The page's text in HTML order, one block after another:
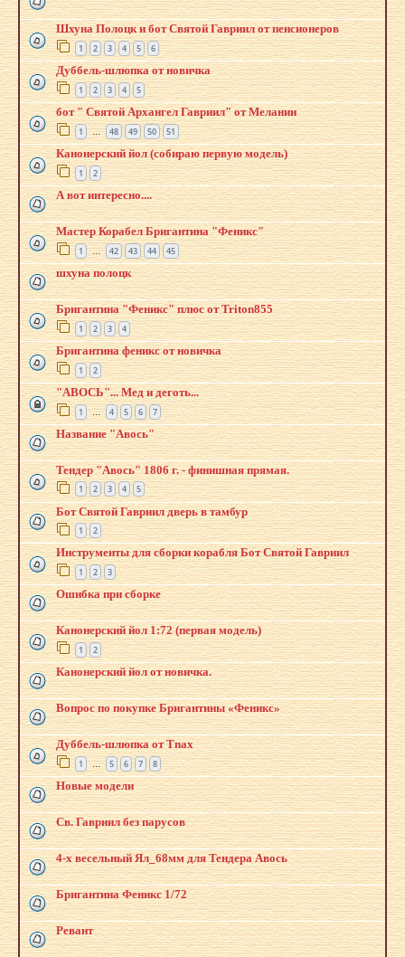
Шхуна Полоцк и бот Святой Гавриил от пенсионеров
1 2 3 4 5 6
Дуббель-шлюпка от новичка
1 2 3 4 5
бот " Святой Архангел Гавриил" от Мелании
1 … 48 49 50 51
Канонерский йол (собираю первую модель)
1 2
А вот интересно....
Мастер Корабел Бригантина "Феникс"
1 … 42 43 44 45
шхуна полоцк
Бригантина "Феникс" плюс от Triton855
1 2 3 4
Бригантина феникс от новичка
1 2
"АВОСЬ"... Мед и деготь...
1 … 4 5 6 7
Название "Авось"
Тендер "Авось" 1806 г. - финишная прямая.
1 2 3 4 5
Бот Святой Гавриил дверь в тамбур
1 2
Инструменты для сборки корабля Бот Святой Гавриил
1 2 3
Ошибка при сборке
Канонерский йол 1:72 (первая модель)
1 2
Канонерский йол от новичка.
Вопрос по покупке Бригантины «Феникс»
Дуббель-шлюпка от Tnax
1 … 5 6 7 8
Новые модели
Св. Гавриил без парусов
4-х весельный Ял_68мм для Тендера Авось
Бригантина Феникс 1/72
Ревант